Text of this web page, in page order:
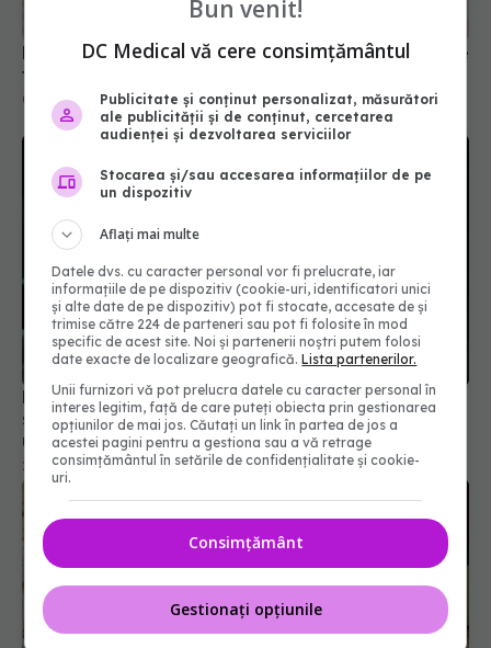
Misterul unei boli care poate fura vederea începe
să fie elucidat. Cercetătorii au descoperit de ce
un simplu stent în creier poate salva pacienții
23 iul 2026, 22:00
Bun venit!
DC Medical vă cere consimțământul
Publicitate și conținut personalizat, măsurători
ale publicității și de conținut, cercetarea
audienței și dezvoltarea serviciilor
Stocarea și/sau accesarea informațiilor de pe
un dispozitiv
Aflați mai multe
Datele dvs. cu caracter personal vor fi prelucrate, iar
informațiile de pe dispozitiv (cookie-uri, identificatori unici
și alte date de pe dispozitiv) pot fi stocate, accesate de și
trimise către 224 de parteneri sau pot fi folosite în mod
specific de acest site. Noi și partenerii noștri putem folosi
date exacte de localizare geografică.Lista partenerilor.
Unii furnizori vă pot prelucra datele cu caracter personal în
interes legitim, față de care puteți obiecta prin gestionarea
opțiunilor de mai jos. Căutați un link în partea de jos a
acestei pagini pentru a gestiona sau a vă retrage
consimțământul în setările de confidențialitate și cookie-
uri.
Consimțământ
Gestionați opțiunile